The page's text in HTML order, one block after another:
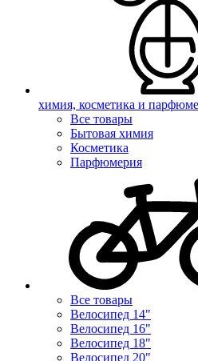
химия, косметика и
Все товары
Бытовая химия
Косметика
Парфюмерия
Все товары
Велосипед 14"
Велосипед 16"
Велосипед 18"
Велосипед 20"